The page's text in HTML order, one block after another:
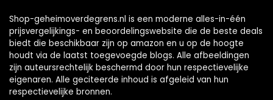
Shop-geheimoverdegrens.nl is een moderne alles-in-één
prijsvergelijkings- en beoordelingswebsite die de beste deals
biedt die beschikbaar zijn op amazon en u op de hoogte
houdt via de laatst toegevoegde blogs. Alle afbeeldingen
zijn auteursrechtelijk beschermd door hun respectievelijke
eigenaren. Alle geciteerde inhoud is afgeleid van hun
respectievelijke bronnen.